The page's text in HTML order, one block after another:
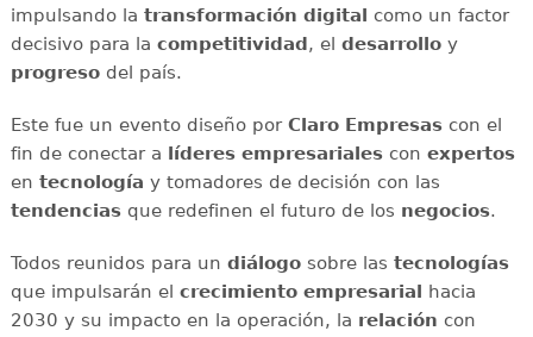
impulsando la transformación digital como un factor
decisivo para la competitividad, el desarrolloy
progresodel país.
Este fue un evento diseño por Claro Empresascon el
fin de conectar a líderes empresarialescon expertos
en tecnología y tomadores de decisión con las
tendenciasque redefinen el futuro de los negocios.
Todos reunidos para un diálogosobre las tecnologías
que impulsarán el crecimiento empresarial hacia
2030 y su impacto en la operación, la relación con